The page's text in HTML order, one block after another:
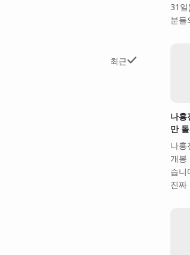
최근
31
분들
나홍
만
나홍
개봉
습니
진